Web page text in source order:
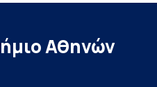
Αθηνών